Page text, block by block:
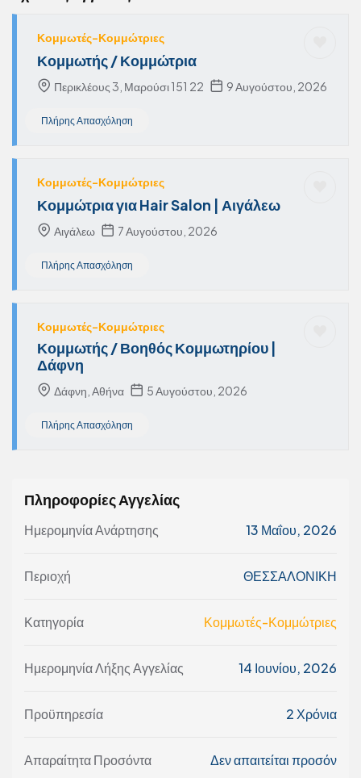
Κομμωτές-Κομμώτριες
Κομμωτής / Κομμώτρια
Περικλέους 3, Μαρούσι 151 22 9 Αυγούστου, 2026
Πλήρης Απασχόληση
Κομμωτές-Κομμώτριες
Κομμώτρια για Hair Salon | Αιγάλεω
Αιγάλεω 7 Αυγούστου, 2026
Πλήρης Απασχόληση
Κομμωτές-Κομμώτριες
Κομμωτής / Βοηθός Κομμωτηρίου |
Δάφνη
Δάφνη, Αθήνα 5 Αυγούστου, 2026
Πλήρης Απασχόληση
Πληροφορίες Αγγελίας
Ημερομηνία Ανάρτησης 13 Μαΐου, 2026
Περιοχή ΘΕΣΣΑΛΟΝΙΚΗ
Κατηγορία Κομμωτές-Κομμώτριες
Ημερομηνία Λήξης Αγγελίας 14 Ιουνίου, 2026
Προϋπηρεσία 2 Χρόνια
Απαραίτητα Προσόντα Δεν απαιτείται προσόν